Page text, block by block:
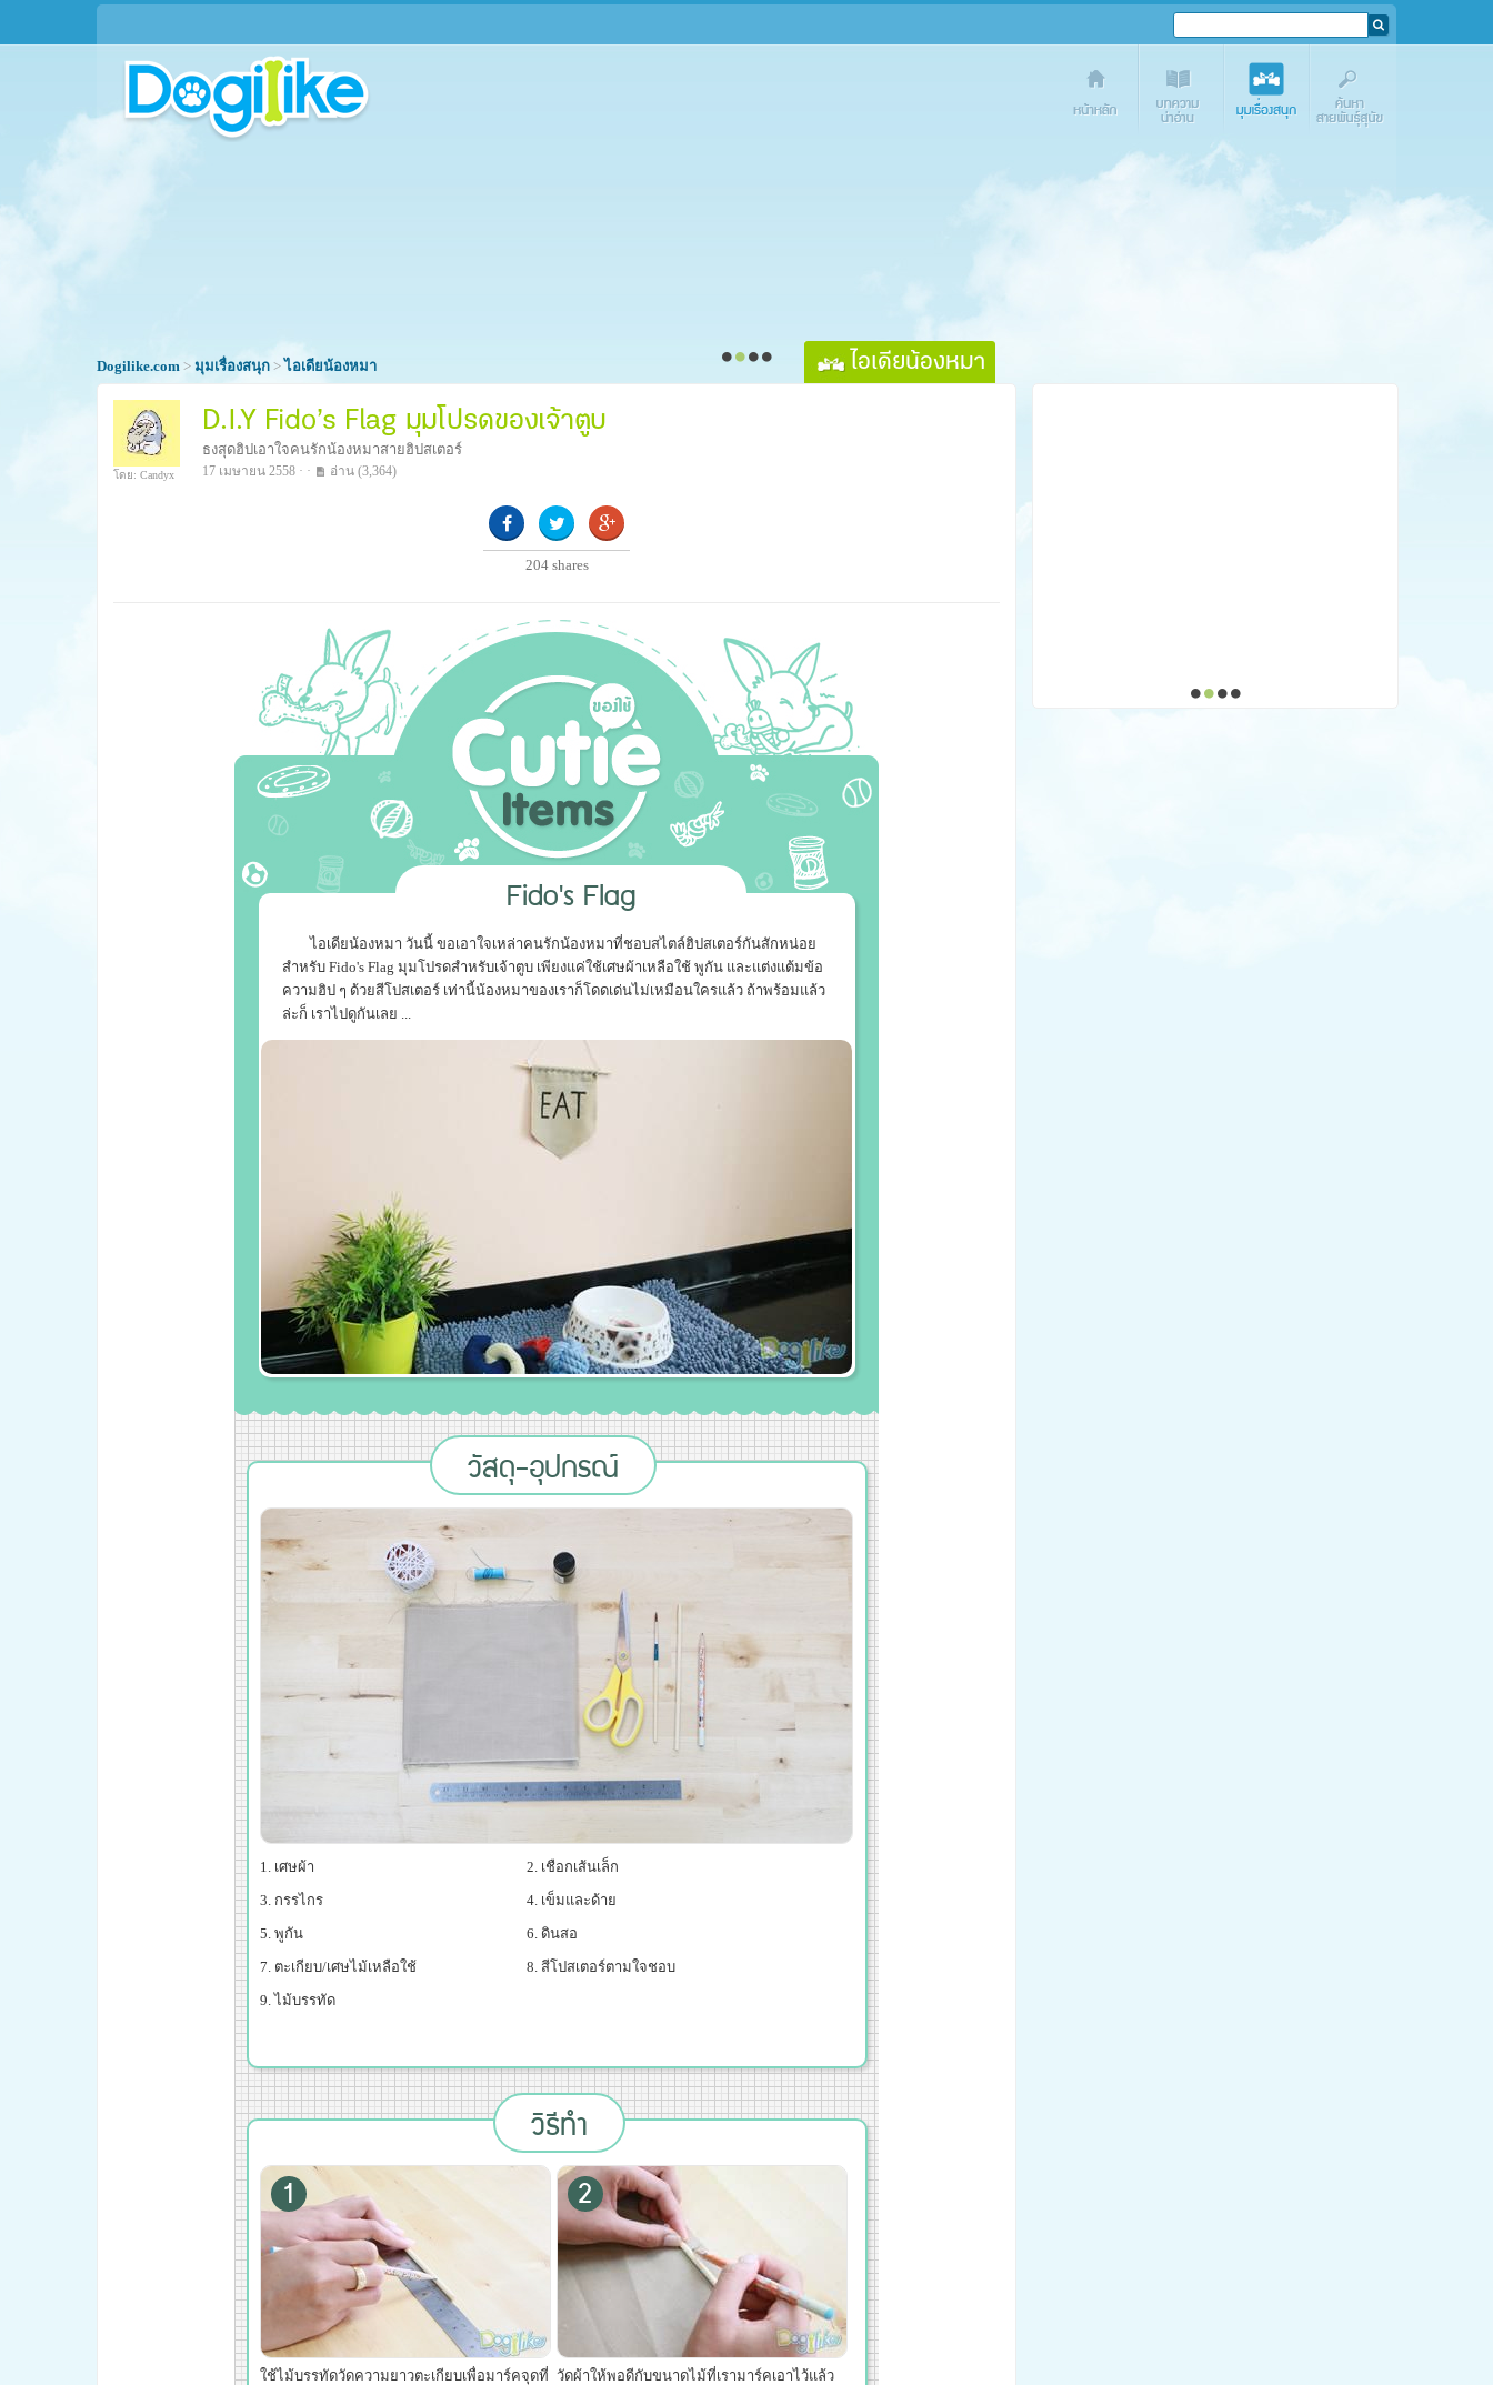
Dogilike.com > มุมเรื่องสนุก >ไอเดียน้องหมา ไอเดียน้องหมา
โดย: Candyx
D.I.Y Fido’s Flag มุมโปรดของเจ้าตูบ
ธงสุดฮิปเอาใจคนรักน้องหมาสายฮิปสเตอร์
17 เมษายน 2558 · · อ่าน (3,364)
204 shares
Fido's Flag
ไอเดียน้องหมา วันนี้ ขอเอาใจเหล่าคนรักน้องหมาที่ชอบสไตล์ฮิปสเตอร์กันสักหน่อย
สำหรับ Fido's Flag มุมโปรดสำหรับเจ้าตูบ เพียงแค่ใช้เศษผ้าเหลือใช้ พูกัน และแต่งแต้มข้อ
ความฮิป ๆ ด้วยสีโปสเตอร์ เท่านี้น้องหมาของเราก็โดดเด่นไม่เหมือนใครแล้ว ถ้าพร้อมแล้ว
ล่ะก็ เราไปดูกันเลย ...
วัสดุ-อุปกรณ์
เศษผ้า
เชือกเส้นเล็ก
กรรไกร
เข็มและด้าย
พูกัน
ดินสอ
ตะเกียบ/เศษไม้เหลือใช้
สีโปสเตอร์ตามใจชอบ
ไม้บรรทัด
วิธีทำ
1
ใช้ไม้บรรทัดวัดความยาวตะเกียบเพื่อมาร์คจุดที่
2
วัดผ้าให้พอดีกับขนาดไม้ที่เรามาร์คเอาไว้แล้ว